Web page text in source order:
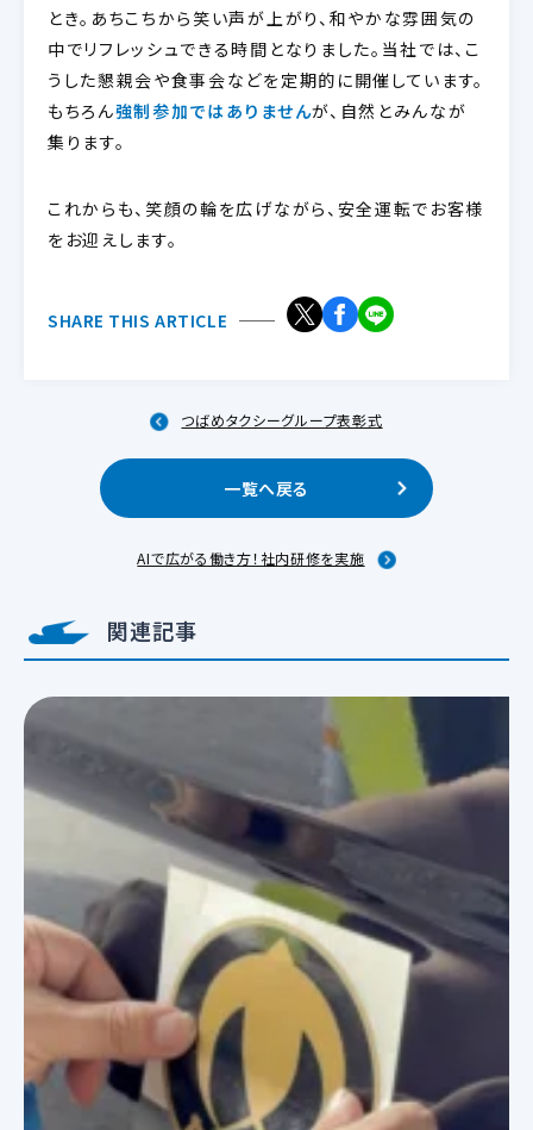
とき。あちこちから笑い声が上がり、和やかな雰囲気の
中でリフレッシュできる時間となりました。当社では、こ
うした懇親会や食事会などを定期的に開催しています。
もちろん強制参加ではありませんが、自然とみんなが
集ります。
これからも、笑顔の輪を広げながら、安全運転でお客様
をお迎えします。
SHARE THIS ARTICLE
つばめタクシーグループ表彰式
一覧へ戻る
AIで広がる働き方！社内研修を実施
関連記事